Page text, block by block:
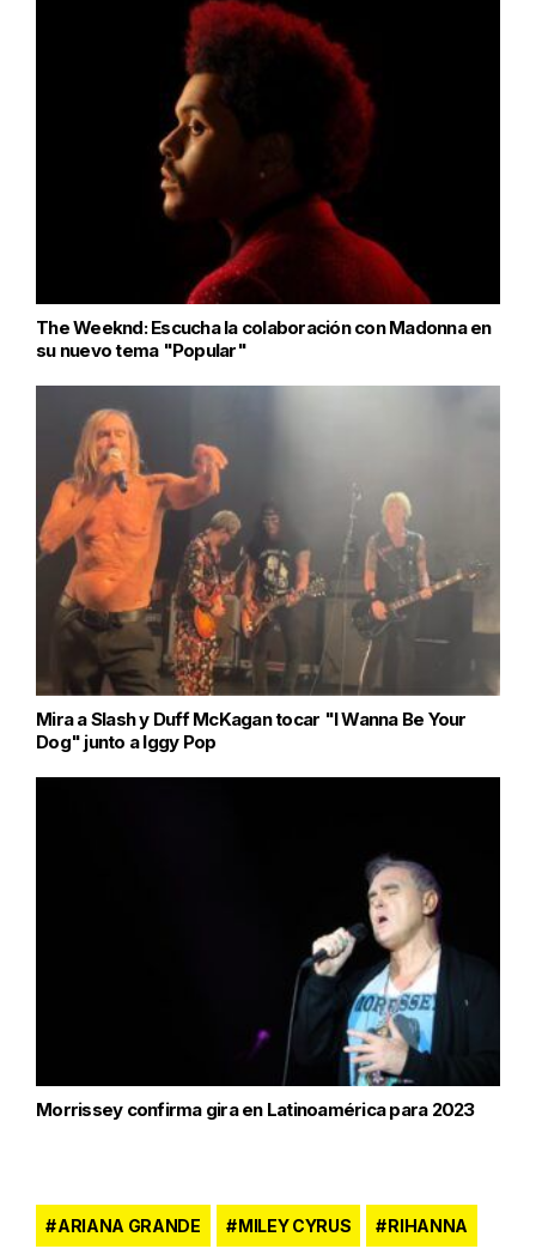
The Weeknd: Escucha la colaboración con Madonna en
su nuevo tema "Popular"
Mira a Slash y Duff McKagan tocar "I Wanna Be Your
Dog" junto a Iggy Pop
Morrissey confirma gira en Latinoamérica para 2023
ARIANA GRANDE MILEY CYRUS RIHANNA